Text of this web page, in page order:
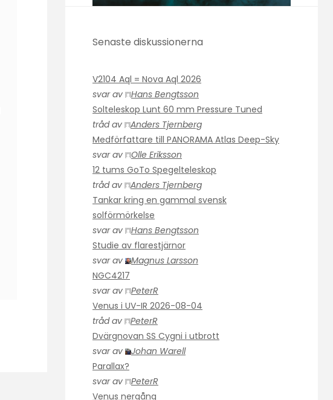
Senaste diskussionerna
V2104 Aql = Nova Aql 2026
svar av
Hans Bengtsson
Solteleskop Lunt 60 mm Pressure Tuned
tråd av
Anders Tjernberg
Medförfattare till PANORAMA Atlas Deep-Sky
svar av
Olle Eriksson
12 tums GoTo Spegelteleskop
tråd av
Anders Tjernberg
Tankar kring en gammal svensk
solförmörkelse
svar av
Hans Bengtsson
Studie av flarestjärnor
svar av
Magnus Larsson
NGC4217
svar av
PeterR
Venus i UV-IR 2026-08-04
tråd av
PeterR
Dvärgnovan SS Cygni i utbrott
svar av
Johan Warell
Parallax?
svar av
PeterR
Venus nergång